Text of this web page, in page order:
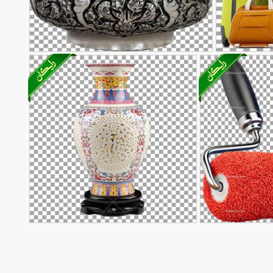
تصویر با کیفیت قندان نقره ای بدون
پس زمینه
85